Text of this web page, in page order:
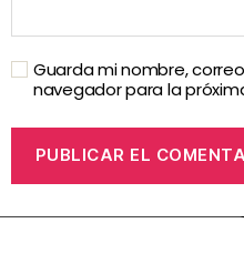
Guarda mi nombre,
navegador para la